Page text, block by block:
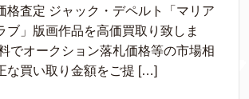
格査定 ジャック・デペルト「マリア
ブ」版画作品を高価買取り致しま
でオークション落札価格等の市場相
な買い取り金額をご提 […]